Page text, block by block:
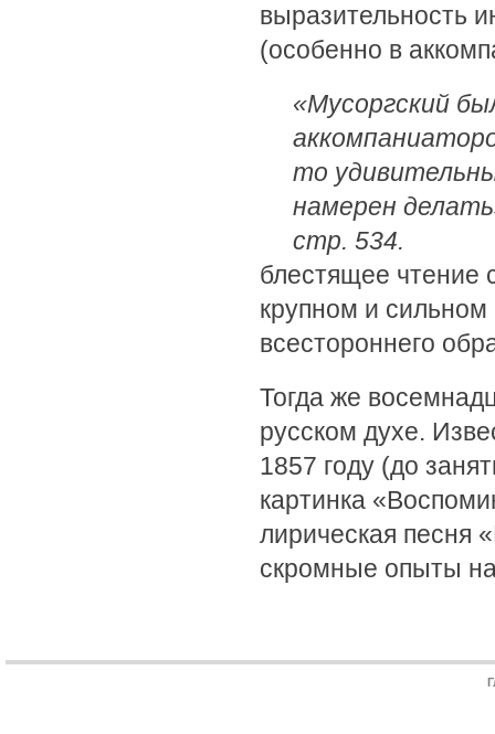
выразительность
(особенно в
«Мусоргский
то
намерен
стр. 534.
блестящее чтение
крупном и
всестороннего
Тогда же
русском духе.
1857 году (до
картинка
лирическая песня
скромные опыты